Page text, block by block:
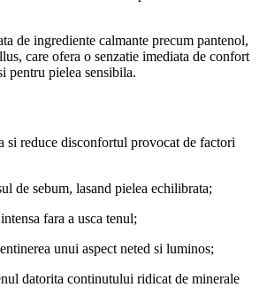
de ingrediente calmante precum pantenol,
care ofera o senzatie imediata de confort
pentru pielea sensibila.
si reduce disconfortul provocat de factori
de sebum, lasand pielea echilibrata;
fara a usca tenul;
unui aspect neted si luminos;
datorita continutului ridicat de minerale